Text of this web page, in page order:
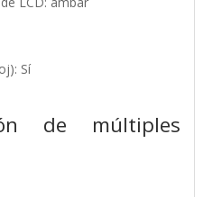
Sí
de múltiples